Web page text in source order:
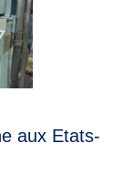
aux Etats-